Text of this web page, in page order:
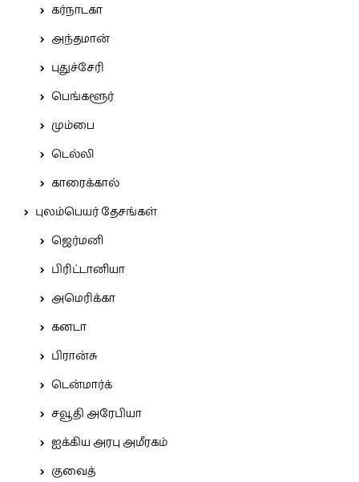
கர்நாடகா
அந்தமான்
புதுச்சேரி
பெங்களூர்
மும்பை
டெல்லி
காரைக்கால்
புலம்பெயர் தேசங்கள்
ஜெர்மனி
பிரிட்டானியா
அமெரிக்கா
கனடா
பிரான்சு
டென்மார்க்
சவூதி அரேபியா
ஐக்கிய அரபு அமீரகம்
குவைத்